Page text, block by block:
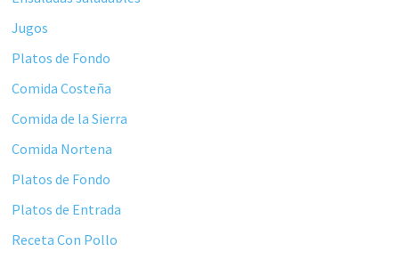
Jugos
Platos de Fondo
Comida Costeña
Comida de la Sierra
Comida Nortena
Platos de Fondo
Platos de Entrada
Receta Con Pollo